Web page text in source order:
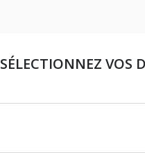
SÉLECTIONNEZ VOS